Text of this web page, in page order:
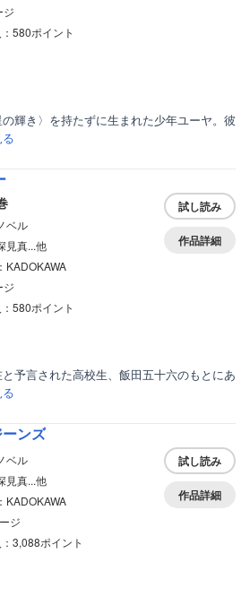
ジ
580ポイント
輝き〉を持たずに生まれた少年ユーヤ。彼
ベル
見真...他
KADOKAWA
ジ
580ポイント
試し読み
作品詳細
予言された高校生、飯田五十六のもとにあ
ーンズ
ベル
見真...他
KADOKAWA
ジ
3,088ポイント
試し読み
作品詳細